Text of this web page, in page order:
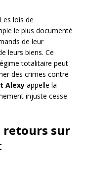
lois de
le plus documenté
de leur
leurs biens. Ce
totalitaire peut
des crimes contre
Alexy appelle la
injuste cesse
retours sur